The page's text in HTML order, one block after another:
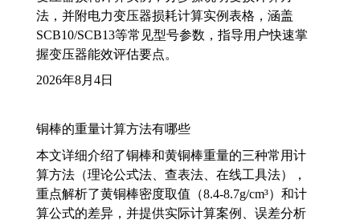
法，并附电力变压器损耗计算实例表格，涵盖
SCB10/SCB13等常见型号参数，指导用户快速掌
握变压器能效评估要点。
2026年8月4日
铜棒的重量计算方法有哪些
本文详细介绍了铜棒和黄铜棒重量的三种常用计
算方法（理论公式法、查表法、在线工具法），
重点解析了黄铜棒密度取值（8.4-8.7g/cm³）和计
算公式的差异，并提供实际计算案例、误差分析